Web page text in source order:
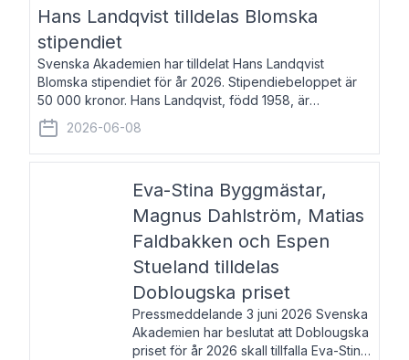
Hans Landqvist tilldelas Blomska
stipendiet
Svenska Akademien har tilldelat Hans Landqvist
Blomska stipendiet för år 2026. Stipendiebeloppet är
50 000 kronor. Hans Landqvist, född 1958, är
professor i svenska vid Göteborgs universitet. Han
disputerade år 2000 på avhandlingen Författn
2026-06-08
Eva-Stina Byggmästar,
Magnus Dahlström, Matias
Faldbakken och Espen
Stueland tilldelas
Doblougska priset
Pressmeddelande 3 juni 2026 Svenska
Akademien har beslutat att Doblougska
priset för år 2026 skall tillfalla Eva-Stina